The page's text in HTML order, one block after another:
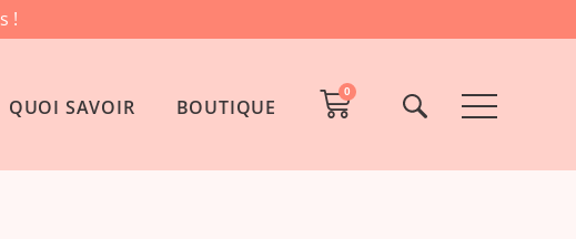
!
QUOI SAVOIR BOUTIQUE
0